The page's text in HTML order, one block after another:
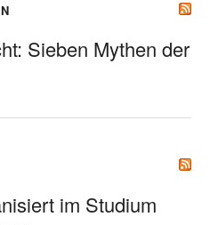
Sieben Mythen der
im Studium